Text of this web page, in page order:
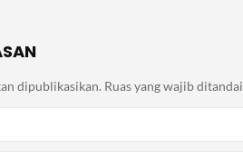
dipublikasikan. Ruas yang wajib ditandai